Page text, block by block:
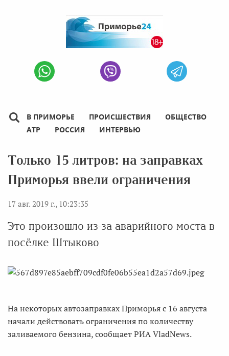
В ПРИМОРЬЕ ПРОИСШЕСТВИЯ
ОБЩЕСТВО
АТР
РОССИЯ ИНТЕРВЬЮ
Только 15 литров: на заправках
Приморья ввели ограничения
17 авг. 2019 г., 10:23:35
Это произошло из-за аварийного моста в
посёлке Штыково
На некоторых автозаправках Приморья с 16 августа
начали действовать ограничения по количеству
заливаемого бензина, сообщает РИА VladNews.